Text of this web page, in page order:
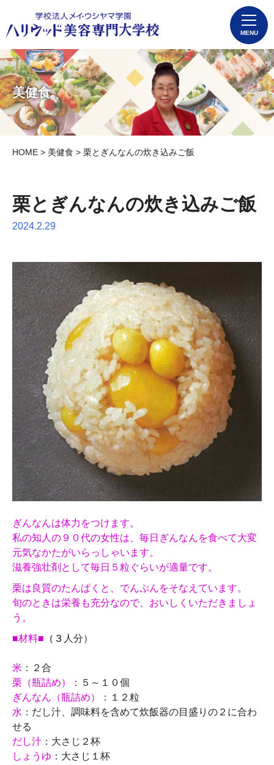
MENU
美健食
HOME > 美健食 > 栗とぎんなんの炊き込みご飯
栗とぎんなんの炊き込みご飯
2024.2.29
ぎんなんは体力をつけます。
私の知人の９０代の女性は、毎日ぎんなんを食べて大変
元気なかたがいらっしゃいます。
滋養強壮剤として毎日５粒ぐらいが適量です。
栗は良質のたんぱくと、でんぷんをそなえています。
旬のときは栄養も充分なので、おいしくいただきましょ
う。
■材料■ （３ 人分）
米 ：２合
栗（瓶詰め）
：５～１０個
ぎんなん（瓶詰め）
：１２粒
水 ：だし汁、調味料を含めて炊飯器の目盛りの２に合わ
せる
だし汁 ：大さじ２杯
しょうゆ ：大さじ１杯